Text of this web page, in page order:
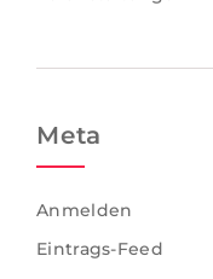
Meta
Anmelden
Eintrags-Feed